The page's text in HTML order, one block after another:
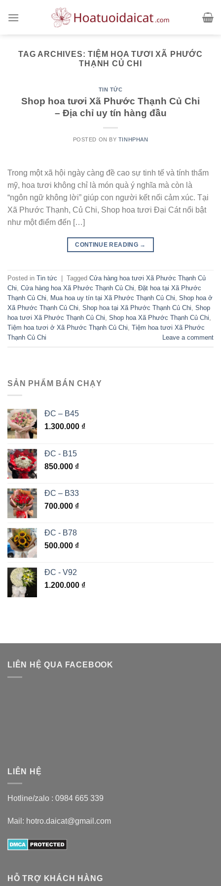
TAG ARCHIVES:TIỆM HOA TƯƠI XÃ PHƯỚC
THẠNH CỦ CHI
TIN TỨC
Shop hoa tươi Xã Phước Thạnh Củ Chi
– Địa chỉ uy tín hàng đầu
POSTED ON BY TINHPHAN
Trong một xã hội ngày càng đề cao sự tinh tế và tính thẩm
mỹ, hoa tươi không chỉ là món quà ý nghĩa mà còn là
“ngôn ngữ không lời” giúp con người kết nối cảm xúc. Tại
Xã Phước Thạnh, Củ Chi, Shop hoa tươi Đại Cát nổi bật
như một điểm đến […]
CONTINUE READING →
Posted in Tin tức Tagged Cửa hàng hoa tươi Xã Phước Thạnh Củ
Chi Cửa hàng hoa Xã Phước Thạnh Củ Chi Đặt hoa tại Xã Phước
Thạnh Củ Chi
Mua hoa uy tín tại Xã Phước Thạnh Củ Chi Shop hoa ở
Xã Phước Thạnh Củ Chi Shop hoa tại Xã Phước Thạnh Củ Chi Shop
hoa tươi Xã Phước Thạnh Củ Chi Shop hoa Xã Phước Thạnh Củ Chi
Tiệm hoa tươi ở Xã Phước Thạnh Củ Chi Tiệm hoa tươi Xã Phước
Thạnh Củ Chi
Leave a comment
SẢN PHẨM BÁN CHẠY
ĐC – B45
1.300.000 ₫
ĐC - B15
850.000 ₫
ĐC – B33
700.000 ₫
ĐC - B78
500.000 ₫
ĐC - V92
1.200.000 ₫
LIÊN HỆ QUA FACEBOOK
LIÊN HỆ
Hotline/zalo : 0984 665 339
Mail: hotro.daicat@gmail.com
HỖ TRỢ KHÁCH HÀNG